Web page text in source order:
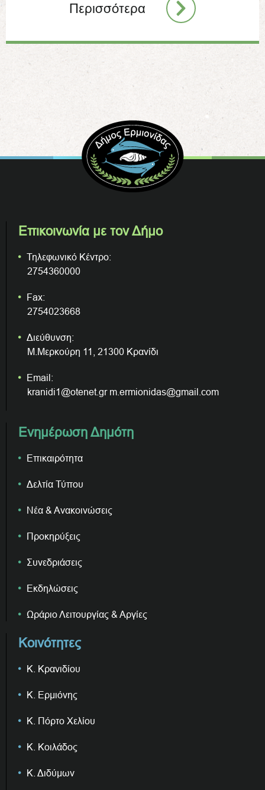
Περισσότερα
Επικοινωνία με τον Δήμο
Τηλεφωνικό Κέντρο:
2754360000
Fax:
2754023668
Διεύθυνση:
Μ.Μερκούρη 11, 21300 Κρανίδι
Email:
kranidi1@otenet.gr m.ermionidas@gmail.com
Ενημέρωση Δημότη
Επικαιρότητα
Δελτία Τύπου
Νέα & Ανακοινώσεις
Προκηρύξεις
Συνεδριάσεις
Εκδηλώσεις
Ωράριο Λειτουργίας & Αργίες
Κοινότητες
Κ. Κρανιδίου
Κ. Ερμιόνης
Κ. Πόρτο Χελίου
Κ. Κοιλάδος
Κ. Διδύμων